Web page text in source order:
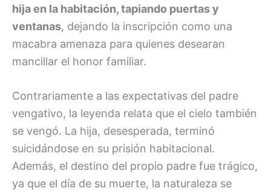
hija en la habitación, tapiando puertas y
ventanas, dejando la inscripción como una
macabra amenaza para quienes desearan
mancillar el honor familiar.
Contrariamente a las expectativas del padre
vengativo, la leyenda relata que el cielo también
se vengó. La hija, desesperada, terminó
suicidándose en su prisión habitacional.
Además, el destino del propio padre fue trágico,
ya que el día de su muerte, la naturaleza se